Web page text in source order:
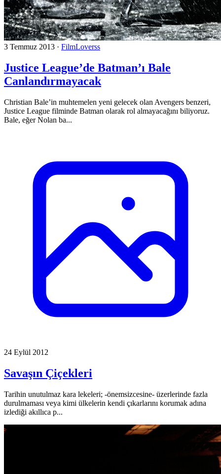
3 Temmuz 2013 · FilmLoverss
Justice League’de Batman’ı Bale
Canlandırmayacak
Christian Bale’in muhtemelen yeni gelecek olan Avengers benzeri,
Justice League filminde Batman olarak rol almayacağını biliyoruz.
Bale, eğer Nolan ba...
24 Eylül 2012
Savaşın Çiçekleri
Tarihin unutulmaz kara lekeleri; -önemsizcesine- üzerlerinde fazla
durulmaması veya kimi ülkelerin kendi çıkarlarını korumak adına
izlediği akıllıca p...